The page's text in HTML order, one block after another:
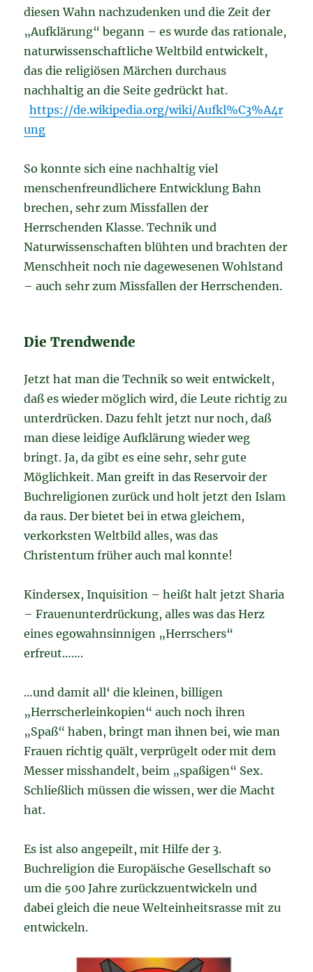
diesen Wahn nachzudenken und die Zeit der
„Aufklärung“ begann – es wurde das rationale,
naturwissenschaftliche Weltbild entwickelt,
das die religiösen Märchen durchaus
nachhaltig an die Seite gedrückt hat.
https://de.wikipedia.org/wiki/Aufkl%C3%A4r
ung
So konnte sich eine nachhaltig viel
menschenfreundlichere Entwicklung Bahn
brechen, sehr zum Missfallen der
Herrschenden Klasse. Technik und
Naturwissenschaften blühten und brachten der
Menschheit noch nie dagewesenen Wohlstand
– auch sehr zum Missfallen der Herrschenden.
Die Trendwende
Jetzt hat man die Technik so weit entwickelt,
daß es wieder möglich wird, die Leute richtig zu
unterdrücken. Dazu fehlt jetzt nur noch, daß
man diese leidige Aufklärung wieder weg
bringt. Ja, da gibt es eine sehr, sehr gute
Möglichkeit. Man greift in das Reservoir der
Buchreligionen zurück und holt jetzt den Islam
da raus. Der bietet bei in etwa gleichem,
verkorksten Weltbild alles, was das
Christentum früher auch mal konnte!
Kindersex, Inquisition – heißt halt jetzt Sharia
– Frauenunterdrückung, alles was das Herz
eines egowahnsinnigen „Herrschers“
erfreut…….
…und damit all‘ die kleinen, billigen
„Herrscherleinkopien“ auch noch ihren
„Spaß“ haben, bringt man ihnen bei, wie man
Frauen richtig quält, verprügelt oder mit dem
Messer misshandelt, beim „spaßigen“ Sex.
Schließlich müssen die wissen, wer die Macht
hat.
Es ist also angepeilt, mit Hilfe der 3.
Buchreligion die Europäische Gesellschaft so
um die 500 Jahre zurückzuentwickeln und
dabei gleich die neue Welteinheitsrasse mit zu
entwickeln.